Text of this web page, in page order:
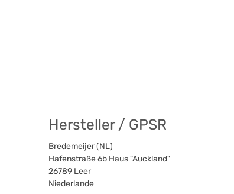
Hersteller / GPSR
Bredemeijer (NL)
Hafenstraße 6b Haus "Auckland"
26789 Leer
Niederlande